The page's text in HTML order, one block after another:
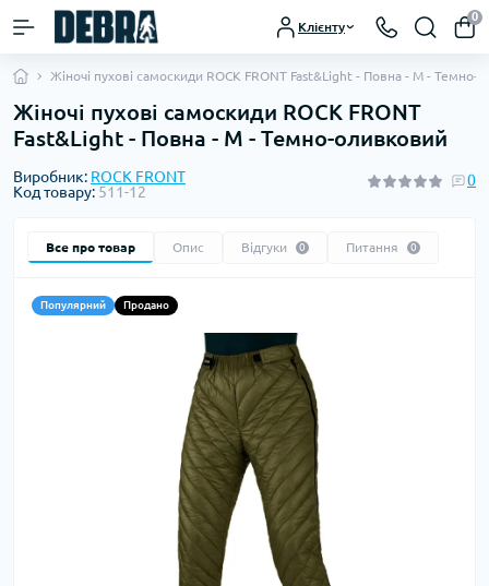
Клієнту
0
Жіночі пухові самоскиди ROCK FRONT Fast&Light - Повна - M - Темно-
Жіночі пухові самоскиди ROCK FRONT
Fast&Light - Повна - M - Темно-оливковий
Виробник: ROCK FRONT
Код товару: 511-12
0
Все про товар Опис Відгуки 0 Питання 0
Популярний Продано